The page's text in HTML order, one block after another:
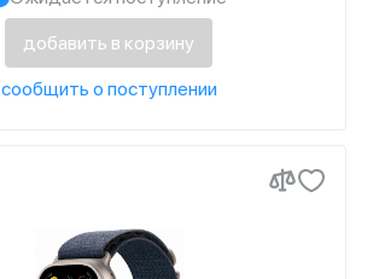
добавить в корзину
сообщить о поступлении